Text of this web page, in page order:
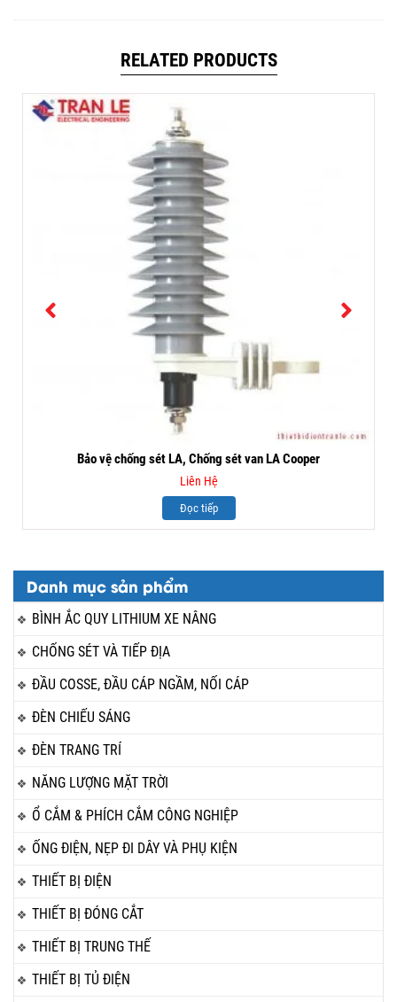
Danh mục sản phẩm
BÌNH ẮC QUY LITHIUM XE NÂNG
CHỐNG SÉT VÀ TIẾP ĐỊA
ĐẦU COSSE, ĐẦU CÁP NGẦM, NỐI CÁP
ĐÈN CHIẾU SÁNG
ĐÈN TRANG TRÍ
NĂNG LƯỢNG MẶT TRỜI
Ổ CẮM & PHÍCH CẮM CÔNG NGHIỆP
ỐNG ĐIỆN, NẸP ĐI DÂY VÀ PHỤ KIỆN
THIẾT BỊ ĐIỆN
THIẾT BỊ ĐÓNG CẮT
THIẾT BỊ TRUNG THẾ
THIẾT BỊ TỦ ĐIỆN
RELATED PRODUCTS
Bảo vệ chống sét LA, Chống sét van LA Cooper
Liên Hệ
Đọc tiếp